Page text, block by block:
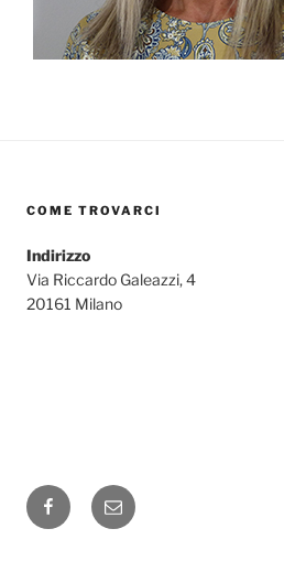
COME TROVARCI
Indirizzo
Via Riccardo Galeazzi, 4
20161 Milano
FacebookEmail